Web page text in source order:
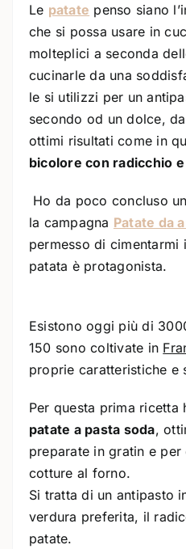
Le patate penso siano
che si possa usare in
molteplici a seconda
cucinarle da una
le si utilizzi per un
secondo od un dolce,
ottimi risultati come in
bicolore con radicchio
Ho da poco concluso
la campagna Patate da
permesso di
patata è protagonista.
Esistono oggi più di
150 sono coltivate in
proprie caratteristiche e
Per questa prima ricetta
patate a pasta soda,
preparate in gratin e
cotture al forno.
Si tratta di un antipasto
verdura preferita, il
patate.